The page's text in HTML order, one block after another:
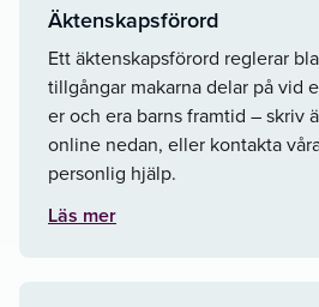
Äktenskapsförord
Ett äktenskapsförord reglerar
tillgångar makarna delar på vid
er och era barns framtid – skriv
online nedan, eller kontakta
personlig hjälp.
Läs mer